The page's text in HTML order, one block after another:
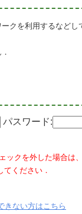
クを利用するなど
パスワード:
ックを外した場合は
ください．
きない方はこちら